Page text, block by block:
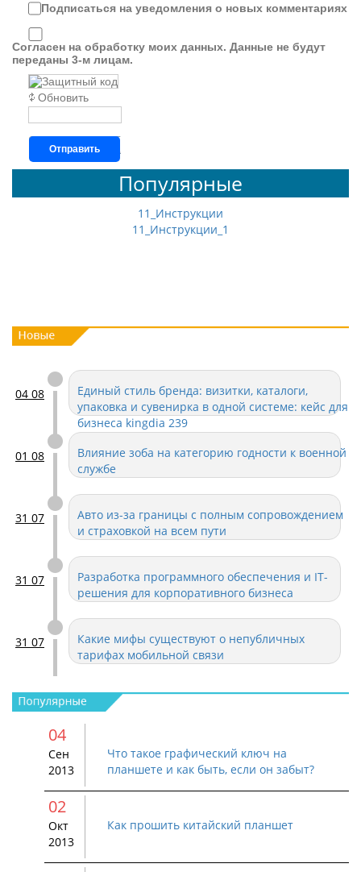
Подписаться на уведомления о новых комментариях
Согласен на обработку моих данных. Данные не будут
переданы 3-м лицам.
Обновить
Отправить
Популярные
11_Инструкции
11_Инструкции_1
04 08
Единый стиль бренда: визитки, каталоги,
упаковка и сувенирка в одной системе: кейс для
бизнеса kingdia 239
01 08
Влияние зоба на категорию годности к военной
службе
31 07
Авто из-за границы с полным сопровождением
и страховкой на всем пути
31 07
Разработка программного обеспечения и IT-
решения для корпоративного бизнеса
31 07
Какие мифы существуют о непубличных
тарифах мобильной связи
29 07
Электроизоляционные материалы: виды,
Офис IT-компании без мелочей: как выбрать и
купить кулер для воды, чтобы команда
работала эффективнее
Водоотведение и перекачка воды на объекте:
04
Сен
2013
Что такое графический ключ на
планшете и как быть, если он забыт?
02
Окт
2013
Как прошить китайский планшет